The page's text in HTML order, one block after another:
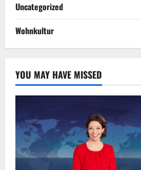
Uncategorized
Wohnkultur
YOU MAY HAVE MISSED